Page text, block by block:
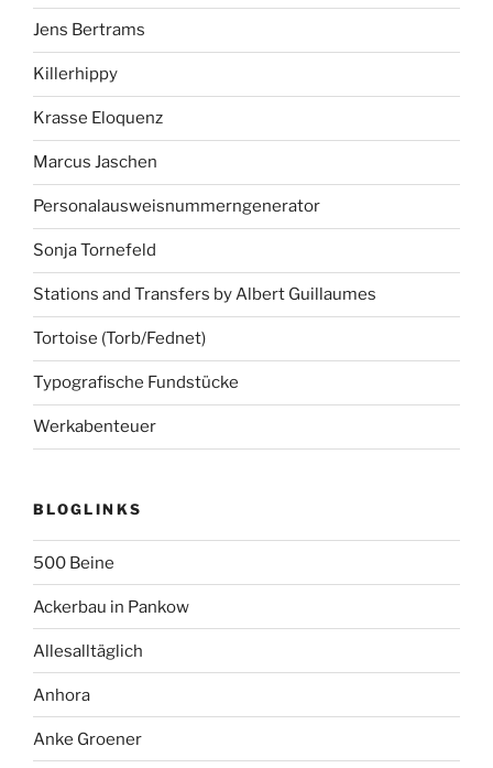
Jens Bertrams
Killerhippy
Krasse Eloquenz
Marcus Jaschen
Personalausweisnummerngenerator
Sonja Tornefeld
Stations and Transfers by Albert Guillaumes
Tortoise (Torb/Fednet)
Typografische Fundstücke
Werkabenteuer
BLOGLINKS
500 Beine
Ackerbau in Pankow
Allesalltäglich
Anhora
Anke Groener